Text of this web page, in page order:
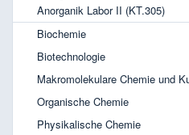
Anorganik Labor II (KT.305)
Biochemie
Biotechnologie
Makromolekulare Chemie und
Organische Chemie
Physikalische Chemie